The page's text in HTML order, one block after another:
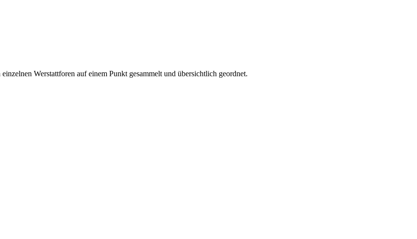
Werstattforen auf einem Punkt gesammelt und übersichtlich geordnet.